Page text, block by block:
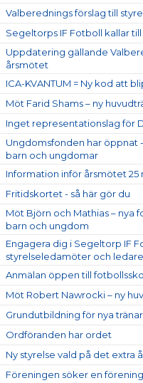
Valberednings förslag till
Segeltorps IF Fotboll kallar
Uppdatering gällande
årsmötet
ICA-KVANTUM = Ny kod att
Möt Farid Shams – ny
Inget representationslag för
Ungdomsfonden har öppnat
barn och ungdomar
Information inför årsmötet 25
Fritidskortet - så här gör du
Möt Björn och Mathias – nya
barn och ungdom
Engagera dig i Segeltorp IF
styrelseledamöter och ledare
Anmälan öppen till
Möt Robert Nawrocki – ny
Grundutbildning för nya
Ordföranden har ordet
Ny styrelse vald på det extra
Föreningen söker en